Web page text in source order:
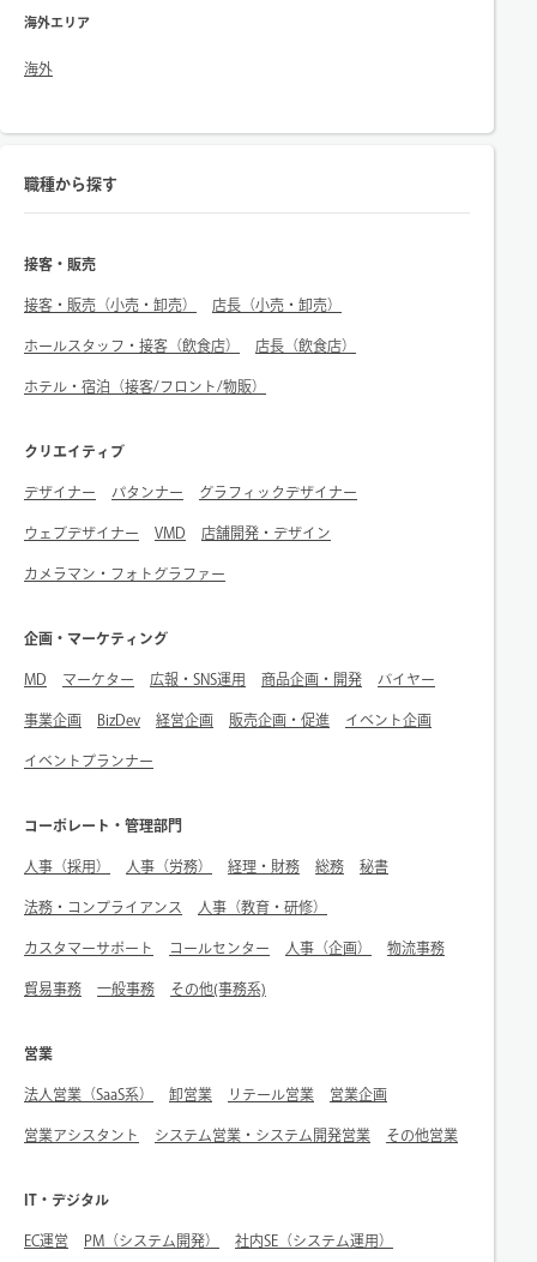
海外エリア
海外
職種から探す
接客・販売
接客・販売（小売・卸売） 店長（小売・卸売）
ホールスタッフ・接客（飲食店） 店長（飲食店）
ホテル・宿泊（接客/フロント/物販）
クリエイティブ
デザイナー パタンナー グラフィックデザイナー
ウェブデザイナー VMD 店舗開発・デザイン
カメラマン・フォトグラファー
企画・マーケティング
MD マーケター 広報・SNS運用 商品企画・開発 バイヤー
事業企画 BizDev 経営企画 販売企画・促進 イベント企画
イベントプランナー
コーポレート・管理部門
人事（採用） 人事（労務） 経理・財務 総務 秘書
法務・コンプライアンス 人事（教育・研修）
カスタマーサポート コールセンター 人事（企画） 物流事務
貿易事務 一般事務 その他(事務系)
営業
法人営業（SaaS系） 卸営業 リテール営業 営業企画
営業アシスタント システム営業・システム開発営業 その他営業
IT・デジタル
EC運営 PM（システム開発） 社内SE（システム運用）